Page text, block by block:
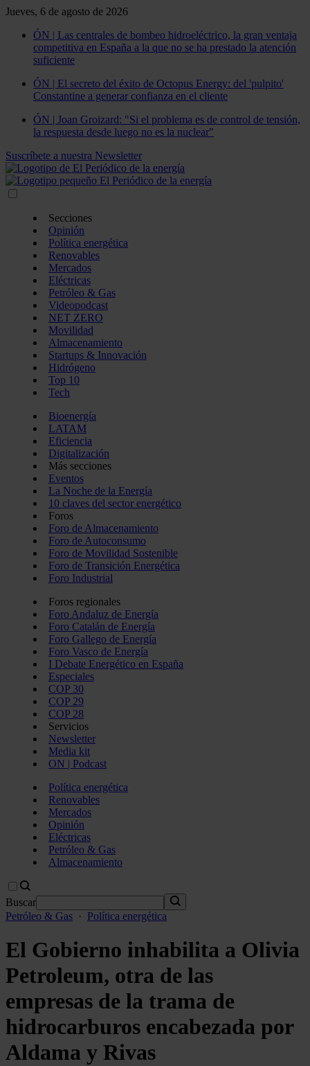
Jueves, 6 de agosto de 2026
ÓN | Las centrales de bombeo hidroeléctrico, la gran ventaja
competitiva en España a la que no se ha prestado la atención
suficiente
ÓN | El secreto del éxito de Octopus Energy: del 'pulpito'
Constantine a generar confianza en el cliente
ÓN | Joan Groizard: "Si el problema es de control de tensión,
la respuesta desde luego no es la nuclear"
Suscríbete a nuestra Newsletter
Secciones
Opinión
Política energética
Renovables
Mercados
Eléctricas
Petróleo & Gas
Videopodcast
NET ZERO
Movilidad
Almacenamiento
Startups & Innovación
Hidrógeno
Top 10
Tech
Bioenergía
LATAM
Eficiencia
Digitalización
Más secciones
Eventos
La Noche de la Energía
10 claves del sector energético
Foros
Foro de Almacenamiento
Foro de Autoconsumo
Foro de Movilidad Sostenible
Foro de Transición Energética
Foro Industrial
Foros regionales
Foro Andaluz de Energía
Foro Catalán de Energía
Foro Gallego de Energía
Foro Vasco de Energía
I Debate Energético en España
Especiales
COP 30
COP 29
COP 28
Servicios
Newsletter
Media kit
ON | Podcast
Política energética
Renovables
Mercados
Opinión
Eléctricas
Petróleo & Gas
Almacenamiento
Buscar
Petróleo & Gas · Política energética
El Gobierno inhabilita a Olivia
Petroleum, otra de las
empresas de la trama de
hidrocarburos encabezada por
Aldama y Rivas